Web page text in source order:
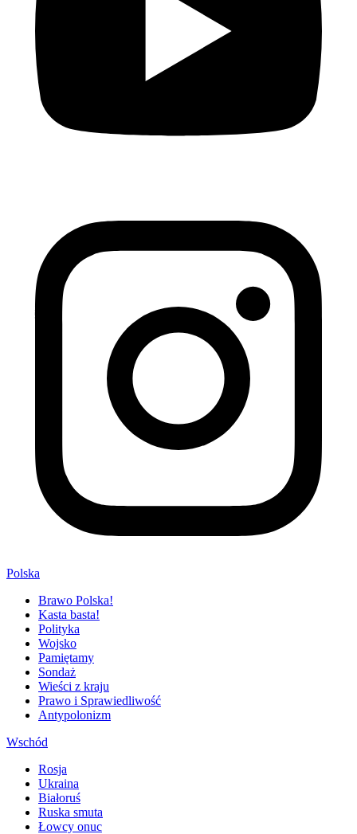
Polska
Brawo Polska!
Kasta basta!
Polityka
Wojsko
Pamiętamy
Sondaż
Wieści z kraju
Prawo i Sprawiedliwość
Antypolonizm
Wschód
Rosja
Ukraina
Białoruś
Ruska smuta
Łowcy onuc